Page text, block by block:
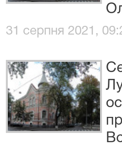
31 серпня 2021,